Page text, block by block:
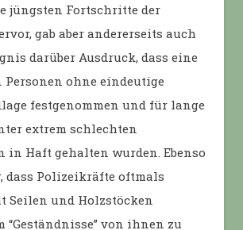
jüngsten Fortschritte der
gab aber andererseits auch
darüber Ausdruck, dass eine
ohne eindeutige
festgenommen und für lange
extrem schlechten
in Haft gehalten wurden. Ebenso
dass Polizeikräfte oftmals
Seilen und Holzstöcken
“Geständnisse” von ihnen zu